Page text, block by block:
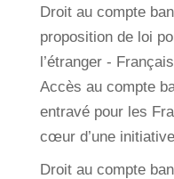
Droit au compte
proposition de loi
l’étranger -
Accès au compte
entravé pour les
cœur d’une
Droit au compte